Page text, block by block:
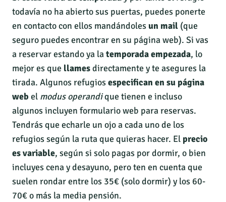
todavía no ha abierto sus puertas, puedes ponerte
en contacto con ellos mandándolesun mail (que
seguro puedes encontrar en su página web). Si vas
a reservar estando ya latemporada empezada, lo
mejor es que llamesdirectamente y te asegures la
tirada. Algunos refugiosespecifican en su página
web el modus operandique tienen e incluso
algunos incluyen formulario web para reservas.
Tendrás que echarle un ojo a cada uno de los
refugios según la ruta que quieras hacer. El precio
es variable, según si solo pagas por dormir, o bien
incluyes cena y desayuno, pero ten en cuenta que
suelen rondar entre los 35€ (solo dormir) y los 60-
70€ o más la media pensión.